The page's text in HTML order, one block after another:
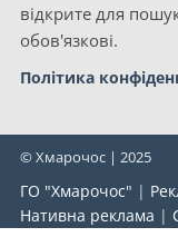
відкрите для
обов'язкові.
Політика
© Хмарочос | 2025
ГО "Хмарочос" |
Нативна реклама |